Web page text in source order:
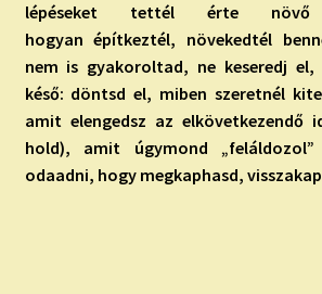
lépéseket tettél érte
hogyan építkeztél, növekedtél
nem is gyakoroltad, ne keseredj el,
késő: döntsd el, miben szeretnél
amit elengedsz az elkövetkezendő
hold), amit úgymond
odaadni, hogy megkaphasd,